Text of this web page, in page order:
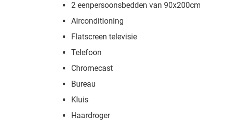
2 eenpersoonsbedden van 90x200cm
Airconditioning
Flatscreen televisie
Telefoon
Chromecast
Bureau
Kluis
Haardroger